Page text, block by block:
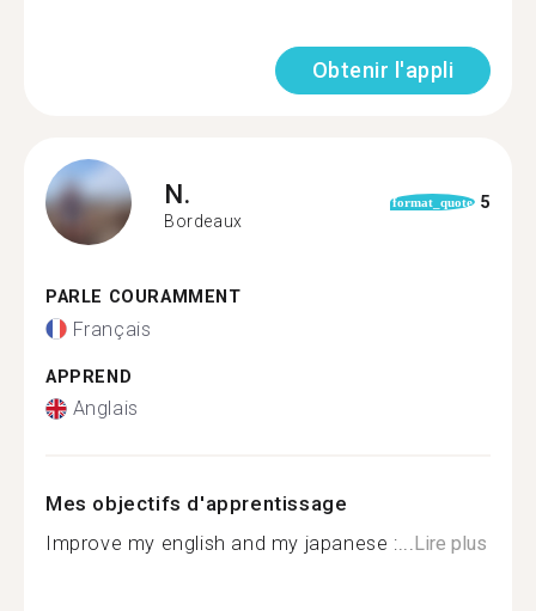
Obtenir l'appli
N.
Bordeaux
format_quote 5
PARLE COURAMMENT
Français
APPREND
Anglais
Mes objectifs d'apprentissage
Improve my english and my japanese :...Lire plus